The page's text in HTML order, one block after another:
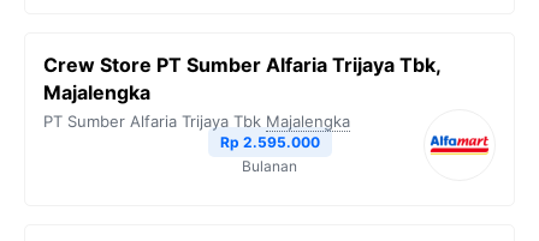
Crew Store PT Sumber Alfaria Trijaya Tbk,
Majalengka
PT Sumber Alfaria Trijaya Tbk Majalengka
Rp 2.595.000
Bulanan